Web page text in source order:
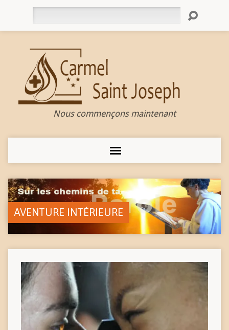
Nous commençons maintenant
AVENTURE INTÉRIEURE